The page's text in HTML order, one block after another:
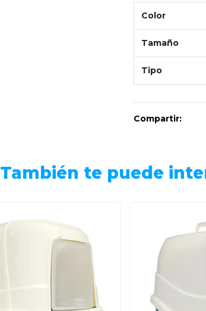
Color
Tamaño
Tipo
Compartir:
También te puede